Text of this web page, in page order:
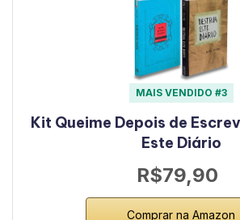
MAIS VENDIDO #3
Kit Queime Depois de
Este Diário
R$79,90
Comprar na Amazon